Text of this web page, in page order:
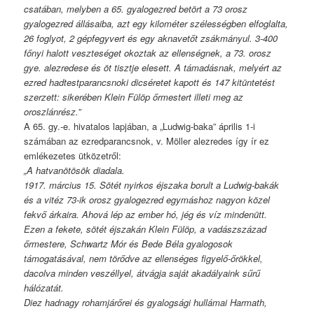
csatában, melyben a 65. gyalogezred betört a 73 orosz
gyalogezred állásaiba, azt egy kilométer szélességben elfoglalta,
26 foglyot, 2 gépfegyvert és egy aknavetőt zsákmányul. 3-400
főnyi halott veszteséget okoztak az ellenségnek, a 73. orosz
gye. alezredese és öt tisztje elesett. A támadásnak, melyért az
ezred hadtestparancsnoki dicséretet kapott és 147 kitüntetést
szerzett: sikerében Klein Fülöp őrmestert illeti meg az
oroszlánrész.”
A 65. gy.-e. hivatalos lapjában, a „Ludwig-baka” április 1-i
számában az ezredparancsnok, v. Möller alezredes így ír ez
emlékezetes ütközetről:
„A hatvanötösök diadala.
1917. március 15. Sötét nyirkos éjszaka borult a Ludwig-bakák
és a vitéz 73-ik orosz gyalogezred egymáshoz nagyon közel
fekvő árkaira. Ahová lép az ember hó, jég és víz mindenütt.
Ezen a fekete, sötét éjszakán Klein Fülöp, a vadászszázad
őrmestere, Schwartz Mór és Bede Béla gyalogosok
támogatásával, nem törődve az ellenséges figyelő-őrökkel,
dacolva minden veszéllyel, átvágja saját akadályaink sűrű
hálózatát.
Diez hadnagy rohamjárőrei és gyalogsági hullámai Harmath,